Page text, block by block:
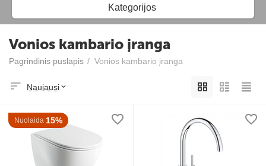
Kategorijos
Vonios kambario įranga
Pagrindinis puslapis / Vonios kambario įranga
Naujausi
Nuolaida 15%